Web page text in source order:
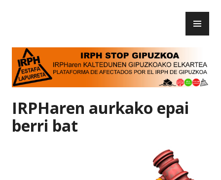
IRPHaren aurkako epai
berri bat